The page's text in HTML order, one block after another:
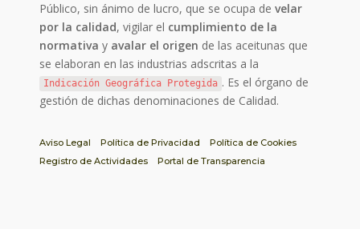
Público, sin ánimo de lucro, que se ocupa develar
por la calidad, vigilar el cumplimiento de la
normativa y avalar el origen de las aceitunas que
se elaboran en las industrias adscritas a la
Indicación Geográfica Protegida . Es el órgano de
gestión de dichas denominaciones de Calidad.
Aviso Legal Política de Privacidad
Política de Cookies
Registro de Actividades
Portal de Transparencia